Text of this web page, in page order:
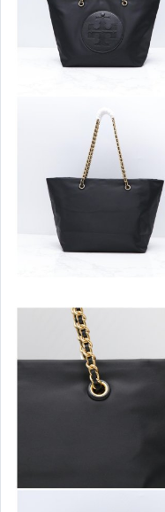
Coach 男士短夾
Coach 男士手拿包
Coach 男士斜背包
Coach 男士公事包
MK 包包